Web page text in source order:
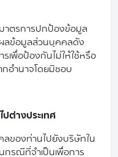
าตรการปกป้องข้อมูล
ลข้อมูลส่วนบุคคลดัง
รเพื่อป้องกันไม่ให้ใช้หรือ
อำนาจโดยมิชอบ
ต่างประเทศ
ลของท่านไปยังบริษัทใน
กรณีที่จำเป็นเพื่อการ